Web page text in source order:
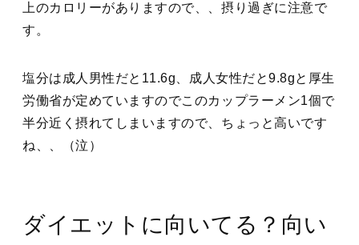
上のカロリーがありますので、、摂り過ぎに注意で
す。
塩分は成人男性だと11.6g、成人女性だと9.8gと厚生
労働省が定めていますのでこのカップラーメン1個で
半分近く摂れてしまいますので、ちょっと高いです
ね、、（泣）
ダイエットに向いてる？向い